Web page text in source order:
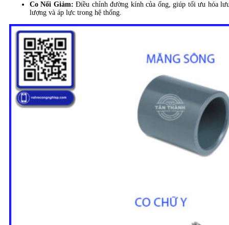
Co Nối Giảm: Điều chỉnh đường kính của ống, giúp tối ưu hóa
lượng và áp lực trong hệ thống.